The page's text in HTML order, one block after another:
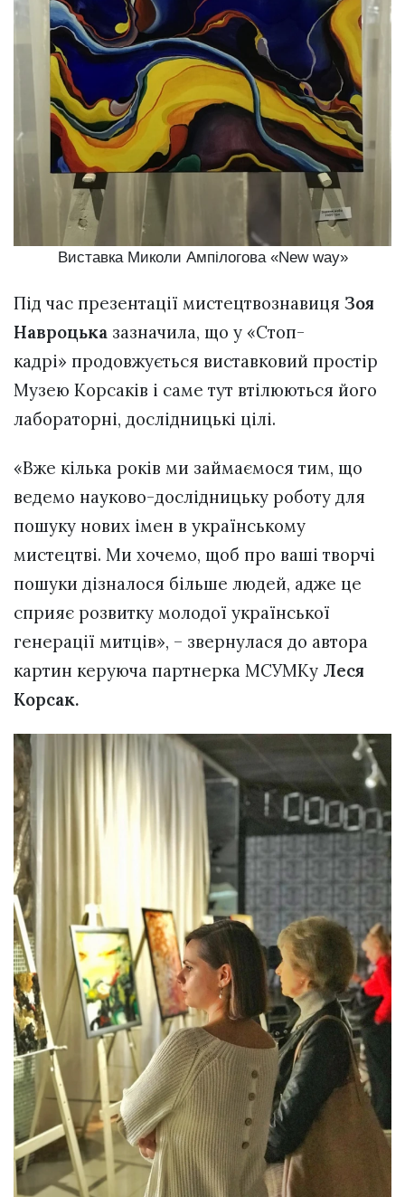
Виставка Миколи Ампілогова «New way»
Під час презентації мистецтвознавиця Зоя
Навроцька зазначила, що у «Стоп-
кадрі» продовжується виставковий простір
Музею Корсаків і саме тут втілюються його
лабораторні, дослідницькі цілі.
«Вже кілька років ми займаємося тим, що
ведемо науково-дослідницьку роботу для
пошуку нових імен в українському
мистецтві. Ми хочемо, щоб про ваші творчі
пошуки дізналося більше людей, адже це
сприяє розвитку молодої української
генерації митців», – звернулася до автора
картин керуюча партнерка МСУМКу Леся
Корсак.